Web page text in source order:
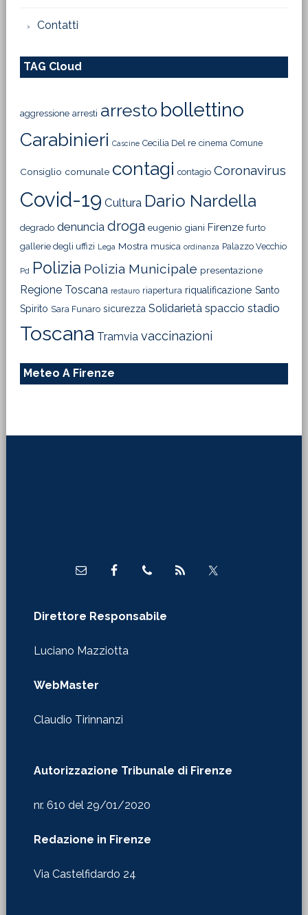
Contatti
TAG Cloud
aggressione arresti arresto bollettino
Carabinieri Cascine Cecilia Del re cinema Comune
Consiglio comunale contagi contagio Coronavirus
Covid-19 Cultura Dario Nardella
degrado denuncia droga eugenio giani Firenze furto
gallerie degli uffizi Lega Mostra musica ordinanza Palazzo Vecchio
Pd Polizia Polizia Municipale presentazione
Regione Toscana restauro riapertura riqualificazione Santo
Spirito Sara Funaro sicurezza Solidarietà spaccio stadio
Toscana Tramvia vaccinazioni
Meteo A Firenze
WebMaster
Claudio Tirinnanzi
Redazione in Firenze
Via Castelfidardo 24